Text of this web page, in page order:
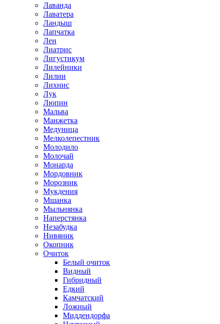
Лаванда
Лаватера
Ландыш
Лапчатка
Лен
Лиатрис
Лигустикум
Лилейники
Лилии
Лихнис
Лук
Люпин
Мальва
Манжетка
Медуница
Мелколепестник
Молодило
Молочай
Монарда
Мордовник
Морозник
Мукдения
Мшанка
Мыльнянка
Наперстянка
Незабудка
Нивяник
Окопник
Очиток
Белый очиток
Видный
Гибридный
Едкий
Камчатский
Ложный
Миддендорфа